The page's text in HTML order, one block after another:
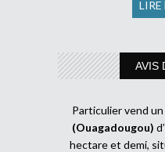
LIRE
AVIS
Particulier vend
(Ouagadougou)
hectare et demi,